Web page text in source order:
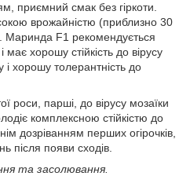
приємний смак без гіркоти.
врожайністю (приблизно 30
Маринда F1 рекомендується
хорошу стійкість до вірусу
і хорошу толерантність до
роси, парші, до вірусу мозаїки
комплексною стійкістю до
дозріванням перших огірочків,
після появи сходів.
та засолювання.